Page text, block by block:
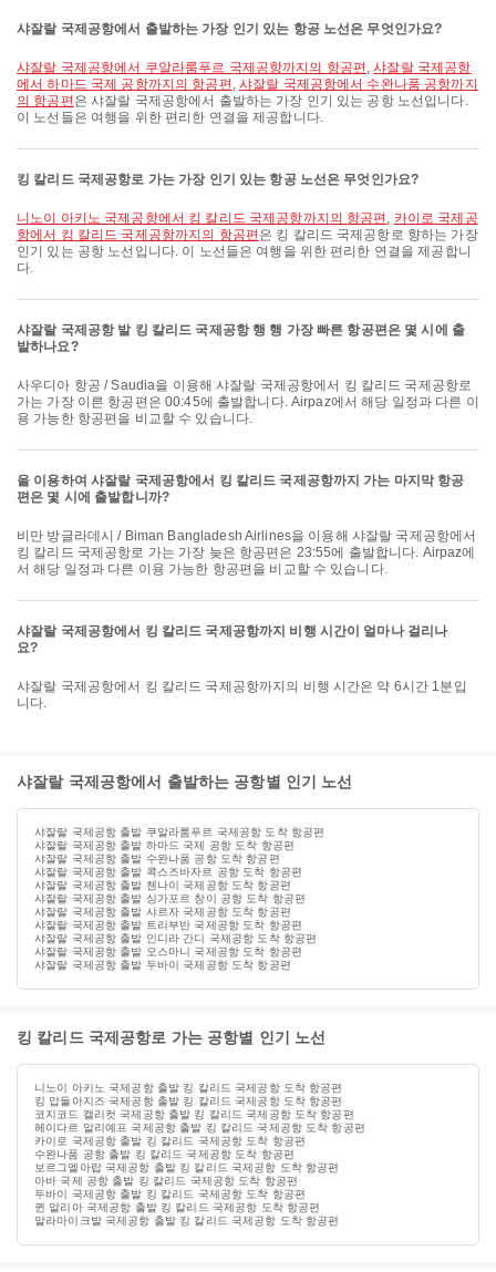
샤잘랄 국제공항에서 출발하는 가장 인기 있는 항공 노선은 무엇인가요?
샤잘랄 국제공항에서 쿠알라룸푸르 국제공항까지의 항공편 ,샤잘랄 국제공항
에서 하마드 국제 공항까지의 항공편 , 샤잘랄 국제공항에서 수완나품 공항까지
의 항공편 은 샤잘랄 국제공항에서 출발하는 가장 인기 있는 공항 노선입니다.
이 노선들은 여행을 위한 편리한 연결을 제공합니다.
킹 칼리드 국제공항로 가는 가장 인기 있는 항공 노선은 무엇인가요?
니노이 아키노 국제공항에서 킹 칼리드 국제공항까지의 항공편 , 카이로 국제공
항에서 킹 칼리드 국제공항까지의 항공편 은 킹 칼리드 국제공항로 향하는 가장
인기 있는 공항 노선입니다. 이 노선들은 여행을 위한 편리한 연결을 제공합니
다.
샤잘랄 국제공항 발 킹 칼리드 국제공항 행 행 가장 빠른 항공편은 몇 시에 출
발하나요?
사우디아 항공 / Saudia을 이용해 샤잘랄 국제공항에서 킹 칼리드 국제공항로
가는 가장 이른 항공편은 00:45에 출발합니다. Airpaz에서 해당 일정과 다른 이
용 가능한 항공편을 비교할 수 있습니다.
을 이용하여 샤잘랄 국제공항에서 킹 칼리드 국제공항까지 가는 마지막 항공
편은 몇 시에 출발합니까?
비만 방글라데시 / Biman Bangladesh Airlines을 이용해 샤잘랄 국제공항에서
킹 칼리드 국제공항로 가는 가장 늦은 항공편은 23:55에 출발합니다. Airpaz에
서 해당 일정과 다른 이용 가능한 항공편을 비교할 수 있습니다.
샤잘랄 국제공항에서 킹 칼리드 국제공항까지 비행 시간이 얼마나 걸리나
요?
샤잘랄 국제공항에서 킹 칼리드 국제공항까지의 비행 시간은 약 6시간 1분입
니다.
샤잘랄 국제공항에서 출발하는 공항별 인기 노선
샤잘랄 국제공항 출발 쿠알라룸푸르 국제공항 도착 항공편
샤잘랄 국제공항 출발 하마드 국제 공항 도착 항공편
샤잘랄 국제공항 출발 수완나품 공항 도착 항공편
샤잘랄 국제공항 출발 콕스즈바자르 공항 도착 항공편
샤잘랄 국제공항 출발 첸나이 국제공항 도착 항공편
샤잘랄 국제공항 출발 싱가포르 창이 공항 도착 항공편
샤잘랄 국제공항 출발 샤르자 국제공항 도착 항공편
샤잘랄 국제공항 출발 트리부반 국제공항 도착 항공편
샤잘랄 국제공항 출발 인디라 간디 국제공항 도착 항공편
샤잘랄 국제공항 출발 오스마니 국제공항 도착 항공편
샤잘랄 국제공항 출발 두바이 국제공항 도착 항공편
킹 칼리드 국제공항로 가는 공항별 인기 노선
니노이 아키노 국제공항 출발 킹 칼리드 국제공항 도착 항공편
킹 압둘아지즈 국제공항 출발 킹 칼리드 국제공항 도착 항공편
코지코드 캘리컷 국제공항 출발 킹 칼리드 국제공항 도착 항공편
헤이다르 알리예프 국제공항 출발 킹 칼리드 국제공항 도착 항공편
카이로 국제공항 출발 킹 칼리드 국제공항 도착 항공편
수완나품 공항 출발 킹 칼리드 국제공항 도착 항공편
보르그엘아랍 국제공항 출발 킹 칼리드 국제공항 도착 항공편
아바 국제 공항 출발 킹 칼리드 국제공항 도착 항공편
두바이 국제공항 출발 킹 칼리드 국제공항 도착 항공편
퀸 알리아 국제공항 출발 킹 칼리드 국제공항 도착 항공편
알라마이크발 국제공항 출발 킹 칼리드 국제공항 도착 항공편